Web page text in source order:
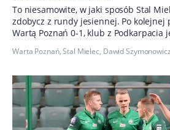
To niesamowite, w jaki sposób Stal
zdobycz z rundy jesiennej. Po kolejnej
Wartą Poznań 0-1, klub z Podkarpacia
Warta Poznań,Stal Mielec, Dawid Szymonowicz